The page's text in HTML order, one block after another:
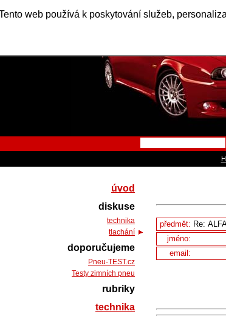
web používá k poskytování služeb,
předmět:
jméno:
email:
úvod
diskuse
technika
tlachání
doporučujeme
Pneu-TEST.cz
Testy zimních pneu
rubriky
technika